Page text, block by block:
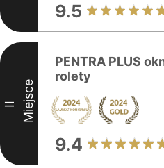
9.5
II Miejsce
PENTRA PLUS
rolety
9.4